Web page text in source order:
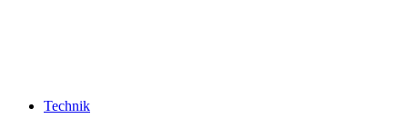
Technik